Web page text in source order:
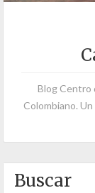
Blog Centro
Colombiano.
Buscar